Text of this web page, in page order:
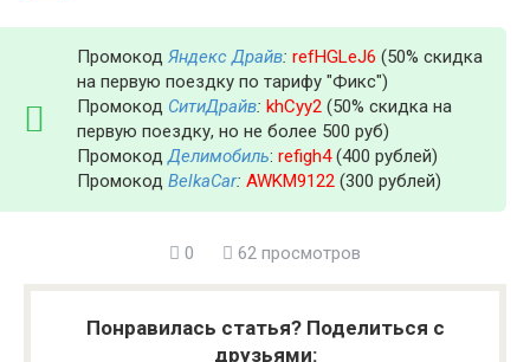
Промокод Яндекс Драйв: refHGLeJ6 (50% скидка
на первую поездку по тарифу "Фикс")
Промокод СитиДрайв: khCyy2 (50% скидка на
первую поездку, но не более 500 руб)
ПромокодДелимобиль: refigh4(400 рублей)
Промокод BelkaCar: AWKM9122 (300 рублей)
0 62 просмотров
Понравилась статья? Поделиться с
друзьями: